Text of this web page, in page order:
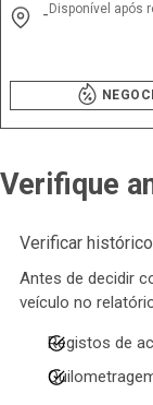
Disponível após
-
Verifique
Verificar
Antes de decidir
veículo no
Registos de